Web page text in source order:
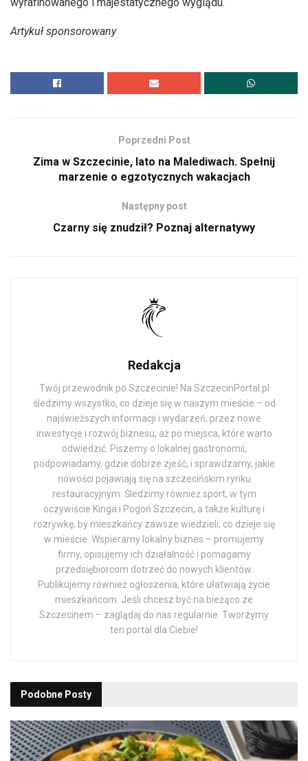
wyrafinowanego i majestatycznego wyglądu.
Artykuł sponsorowany
Poprzedni Post
Zima w Szczecinie, lato na Malediwach. Spełnij
marzenie o egzotycznych wakacjach
Następny post
Czarny się znudził? Poznaj alternatywy
Redakcja
Twój przewodnik po Szczecinie! Na SzczecinPortal.pl
śledzimy wszystko, co dzieje się w naszym mieście – od
najświeższych informacji i wydarzeń, przez nowe
inwestycje i rozwój biznesu, aż po miejsca, które warto
odwiedzić. Piszemy o lokalnej gastronomii,
podpowiadamy, gdzie dobrze zjeść, i sprawdzamy, jakie
nowości pojawiają się na szczecińskim rynku
restauracyjnym. Śledzimy również sport, w tym
oczywiście Kinga i Pogoń Szczecin, a także kulturę i
rozrywkę, by mieszkańcy zawsze wiedzieli, co dzieje się
w mieście. Wspieramy lokalny biznes – promujemy
firmy, opisujemy ich działalność i pomagamy
przedsiębiorcom dotrzeć do nowych klientów.
Publikujemy również ogłoszenia, które ułatwiają życie
mieszkańcom. Jeśli chcesz być na bieżąco ze
Szczecinem – zaglądaj do nas regularnie. Tworzymy
ten portal dla Ciebie!
Podobne Posty